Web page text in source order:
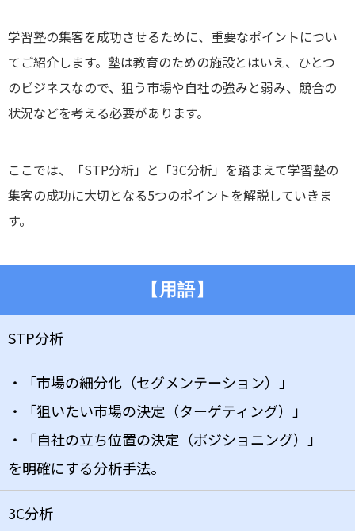
学習塾の集客を成功させるために、重要なポイントについ
てご紹介します。塾は教育のための施設とはいえ、ひとつ
のビジネスなので、狙う市場や自社の強みと弱み、競合の
状況などを考える必要があります。
ここでは、「STP分析」と「3C分析」を踏まえて学習塾の
集客の成功に大切となる5つのポイントを解説していきま
す。
【用語】
STP分析
・「市場の細分化（セグメンテーション）」
・「狙いたい市場の決定（ターゲティング）」
・「自社の立ち位置の決定（ポジショニング）」
を明確にする分析手法。
3C分析